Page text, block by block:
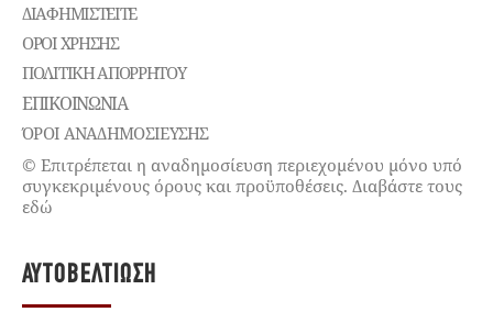
ΔΙΑΦΗΜΙΣΤΕΊΤΕ
ΌΡΟΙ ΧΡΉΣΗΣ
ΠΟΛΙΤΙΚΉ ΑΠΟΡΡΉΤΟΥ
ΕΠΙΚΟΙΝΩΝΊΑ
ΌΡΟΙ ΑΝΑΔΗΜΟΣΙΕΥΣΗΣ
© Επιτρέπεται η αναδημοσίευση περιεχομένου μόνο υπό
συγκεκριμένους όρους και προϋποθέσεις. Διαβάστε τους
εδώ
ΑΥΤΟΒΕΛΤΊΩΣΗ